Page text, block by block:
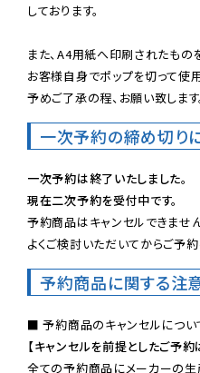
しております。
また、A4用紙へ印刷されたもの
お客様自身でポップを切って使
予めご了承の程、お願い致します
一次予約の締め切り
一次予約は終了いたしました。
現在二次予約を受付中です。
予約商品はキャンセルできませ
よくご検討いただいてからご予約
予約商品に関する注
【キャンセルを前提としたご予
全ての予約商品にメーカーの生